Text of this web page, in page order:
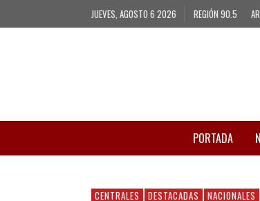
JUEVES, AGOSTO 6 2026 REGIÓN 90.5
PORTADA
CENTRALES DESTACADAS NACIONALES